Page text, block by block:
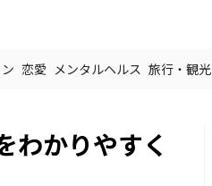
恋愛 メンタルヘルス 旅行・観光
わかりやすく